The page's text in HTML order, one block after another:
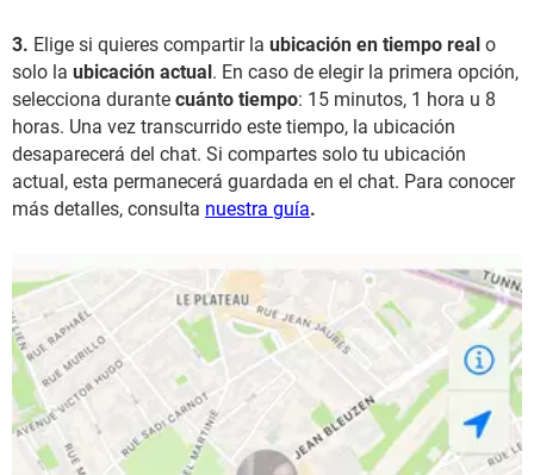
3. Elige si quieres compartir la ubicación en tiempo real o
solo la ubicación actual. En caso de elegir la primera opción,
selecciona durante cuánto tiempo: 15 minutos, 1 hora u 8
horas. Una vez transcurrido este tiempo, la ubicación
desaparecerá del chat. Si compartes solo tu ubicación
actual, esta permanecerá guardada en el chat. Para conocer
más detalles, consulta nuestra guía.